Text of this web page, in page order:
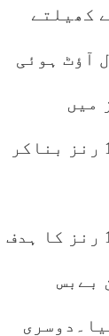
کھیلتے
نے 181 رنز بناکر آل آؤٹ ہوئی
میں
کینگروز کیلئے بڑا ہدف دینے میں کامیاب نہ ہوسکے اور محض 157 رنز بناکر
میچ میں بھارت نے آسٹریلیا کو دوسری اننگز میں جیت کیلئے 161 رنز کا ہدف
بےبس
کرلیا۔دوسری